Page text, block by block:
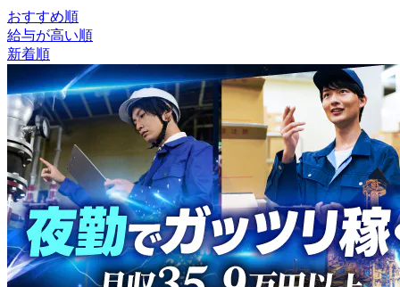
おすすめ順
給与が高い順
新着順